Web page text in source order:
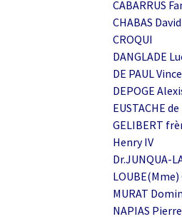
CABARRUS
CHABAS David
CROQUI
DANGLADE
DE PAUL
DEPOGE
EUSTACHE
GELIBERT
Henry IV
Dr.JUNQUA-
MURAT
NAPIAS Pierre